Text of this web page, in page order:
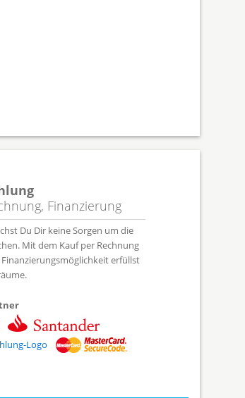
Finanzierung
Du Dir keine Sorgen um die
Mit dem Kauf per Rechnung
erfüllst